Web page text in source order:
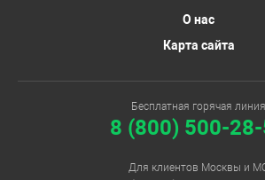
О нас
Карта сайта
Бесплатная горячая линия
8 (800) 500-
Для клиентов Москвы и